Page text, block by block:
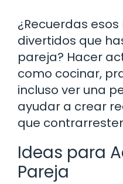
¿Recuerdas
divertidos que
pareja? Hacer
como cocinar,
incluso ver una
ayudar a crear
que
Ideas para
Pareja